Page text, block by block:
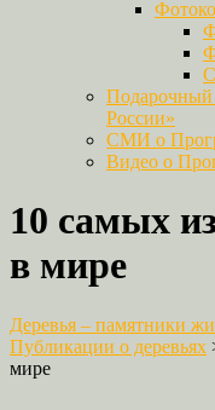
Подарочный
России»
СМИ о
Видео о
10 самых
в мире
Деревья – памятники
Публикации о деревьях
мире